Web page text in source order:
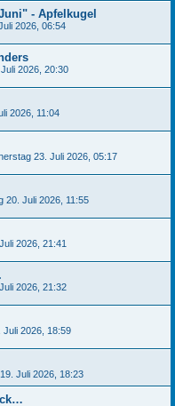
- Apfelkugel
2026, 06:54
2026, 20:30
2026, 11:04
23. Juli 2026, 05:17
20. Juli 2026, 11:55
2026, 21:41
2026, 21:32
Juli 2026, 18:59
Juli 2026, 18:23